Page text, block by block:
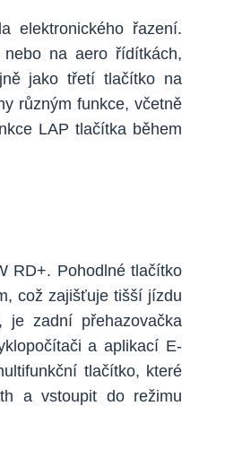
elektronického řazení.
na aero řídítkách,
jako třetí tlačítko na
různým funkce, včetně
LAP tlačítka během
RD+. Pohodlné tlačítko
což zajišťuje tišší jízdu
zadní přehazovačka
a aplikací E-
tlačítko, které
a vstoupit do režimu